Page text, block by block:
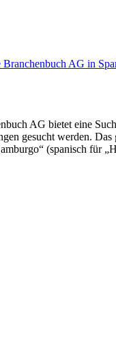
Branchenbuch AG in
AG bietet eine
gesucht werden.
(spanisch für